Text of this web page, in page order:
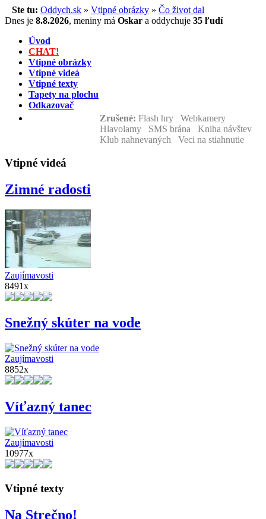
Ste tu: Oddych.sk » Vtipné obrázky » Čo život dal
Dnes je 8.8.2026, meniny má Oskar a oddychuje 35 ľudí
Úvod
CHAT!
Vtipné obrázky
Vtipné videá
Vtipné texty
Tapety na plochu
Odkazovač
Zrušené: Flash hry Webkamery
Hlavolamy SMS brána Kniha návštev
Klub nahnevaných Veci na stiahnutie
Vtipné videá
Zimné radosti
Zaujímavosti
8491x
Snežný skúter na vode
Zaujímavosti
8852x
Víťazný tanec
Zaujímavosti
10977x
Vtipné texty
Na Strečno!